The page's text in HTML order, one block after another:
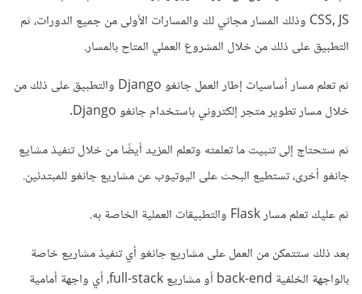
CSS, JS وذلك المسار مجاني لك والمسارات الأولى من جميع الدورات، ثم
التطبيق على ذلك من خلال المشروع العملي المتاح بالمسار.
ثم تعلم مسار أساسيات إطار العمل جانغو Django والتطبيق على ذلك من
خلال مسار تطوير متجر إلكتروني باستخدام جانغو Django.
ثم ستحتاج إلى تثبيت ما تعلمته وتعلم المزيد أيضًا من خلال تنفيذ مشايع
جانغو أخرى، تستطيع البحث على اليوتيوب عن مشاريع جانغو للمبتدئين.
ثم عليك تعلم مسار Flask والتطبيقات العملية الخاصة به.
بعد ذلك ستتمكن من العمل على مشاريع جانغو أي تنفيذ مشاريع خاصة
بالواجهة الخلفية back-end أو مشاريع full-stack، أي واجهة أمامية